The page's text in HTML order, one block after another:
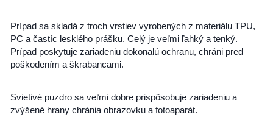
Prípad sa skladá z troch vrstiev vyrobených z materiálu TPU,
PC a častíc lesklého prášku. Celý je veľmi ľahký a tenký.
Prípad poskytuje zariadeniu dokonalú ochranu, chráni pred
poškodením a škrabancami.
Svietivé puzdro sa veľmi dobre prispôsobuje zariadeniu a
zvýšené hrany chránia obrazovku a fotoaparát.